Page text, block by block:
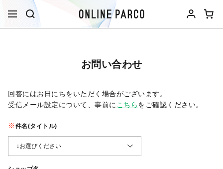
お問い合わせ
回答にはお日にちをいただく場合がございます。
受信メール設定について、事前に こちらをご確認ください。​
件名(タイトル)